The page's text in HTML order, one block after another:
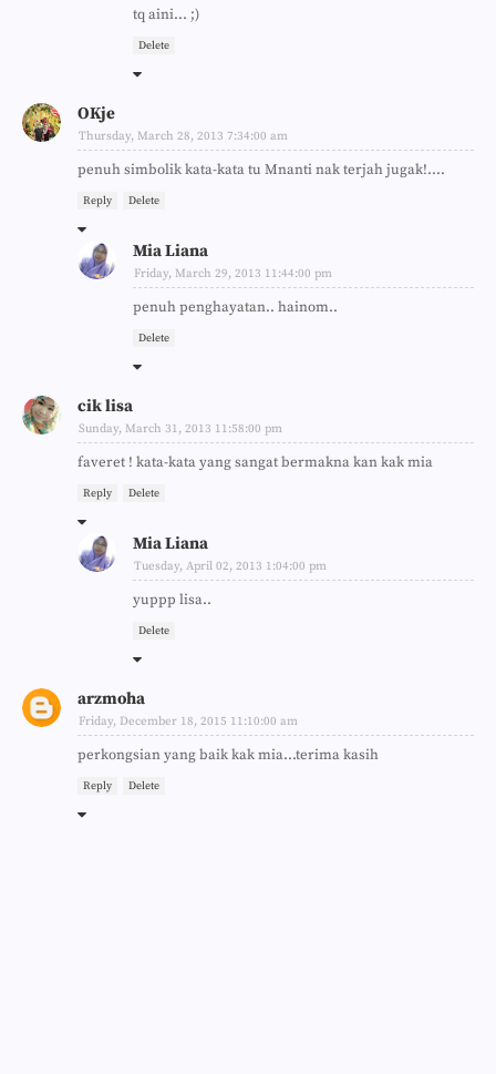
tq aini... ;)
Delete
OKje
Thursday, March 28, 2013 7:34:00 am
penuh simbolik kata-kata tu Mnanti nak terjah jugak!....
Reply Delete
Mia Liana
Friday, March 29, 2013 11:44:00 pm
penuh penghayatan.. hainom..
Delete
cik lisa
Sunday, March 31, 2013 11:58:00 pm
faveret ! kata-kata yang sangat bermakna kan kak mia
Reply Delete
Mia Liana
Tuesday, April 02, 2013 1:04:00 pm
yuppp lisa..
Delete
arzmoha
Friday, December 18, 2015 11:10:00 am
perkongsian yang baik kak mia...terima kasih
Reply Delete